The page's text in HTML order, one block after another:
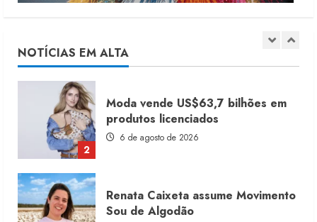
NOTÍCIAS EM ALTA
2
6 de agosto de 2026
3
Renata Caixeta assume Movimento
Sou de Algodão
5 de agosto de 2026
Fakini prevê R$345 milhões de
receita em 2026